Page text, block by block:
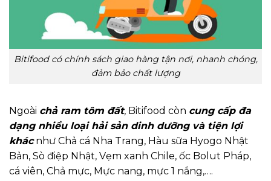
Bitifood có chính sách giao hàng tận nơi, nhanh chóng,
đảm bảo chất lượng
Ngoài chả ram tôm đất, Bitifood còn cung cấp đa
dạng nhiều loại hải sản dinh dưỡng và tiện lợi
khácnhư Chả cá Nha Trang, Hàu sữa Hyogo Nhật
Bản, Sò điệp Nhật, Vẹm xanh Chile, ốc Bolut Pháp,
cá viên, Chả mực, Mực nang, mực 1 nắng,….